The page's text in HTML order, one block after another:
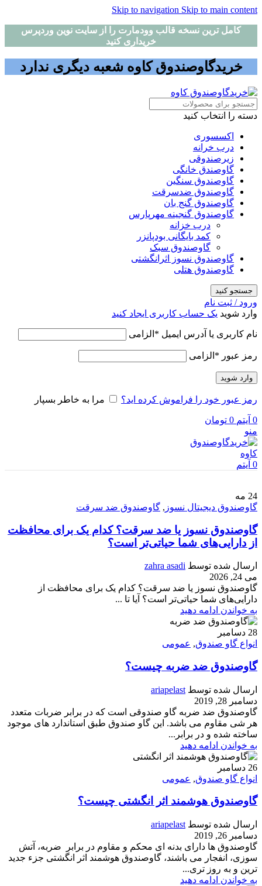
Skip to navigation Skip to main content
کامل ترین نسخه قالب وودمارت را از سایت نوین وردپرس
خریداری کنید
خریدگاوصندوق کاوه شعبه دیگری ندارد
دسته را انتخاب کنید
اکسسوری
درب خرانه
زیرصندوقی
گاوصندق خانگی
گاوصندوق سنگین
گاوصندوق ضدسرقت
گاوصندوق گنج بان
گاوصندوق گنجینه مهرپارس
درب خزانه
کمد بایگانی بودپانزر
گاوصندوق سبک
گاوصندوق نسوز اثرانگشتی
گاوصندوق هتلی
جستجو کنید
ورود / ثبت نام
وارد شوید یک حساب کاربری ایجاد کنید
نام کاربری یا آدرس ایمیل * الزامی
رمز عبور * الزامی
وارد شوید
رمز عبور خود را فراموش کرده اید؟ مرا به خاطر بسپار
0 آیتم 0 تومان
منو
0 آیتم
24 مه
گاوصندوق دیجیتال نسوز , گاوصندوق ضد سرقت
گاوصندوق نسوز یا ضد سرقت؟ کدام یک برای محافظت
از دارایی‌های شما حیاتی‌تر است؟
ارسال شده توسط zahra asadi
می 24, 2026
گاوصندوق نسوز یا ضد سرقت؟ کدام یک برای محافظت از
دارایی‌های شما حیاتی‌تر است؟ آیا تا ...
به خواندن ادامه دهید
28 دسامبر
انواع گاو صندوق, عمومی
گاوصندوق ضد ضربه چیست؟
ارسال شده توسط ariapelast
دسامبر 28, 2019
گاوصندوق ضد ضربه گاو صندوقی است که در برابر ضربات متعدد
هر شی مقاوم می باشد. این گاو صندوق طبق استاندارد های موجود
ساخته شده و در برابر...
به خواندن ادامه دهید
26 دسامبر
انواع گاو صندوق, عمومی
گاوصندوق هوشمند اثر انگشتی چیست؟
ارسال شده توسط ariapelast
دسامبر 26, 2019
گاوصندوق ها دارای بدنه ای محکم و مقاوم در برابر ضربه، آتش
سوزی، انفجار می باشند، گاوصندوق هوشمند اثر انگشتی جزء جدید
ترین و به روز تری...
به خواندن ادامه دهید